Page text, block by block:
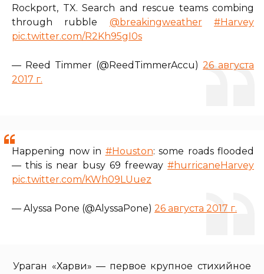
Rockport, TX. Search and rescue teams combing
through rubble @breakingweather
#Harvey
pic.twitter.com/R2Kh95gI0s
— Reed Timmer (@ReedTimmerAccu)26 августа
2017 г.
Happening now in #Houston: some roads flooded
— this is near busy 69 freeway#hurricaneHarvey
pic.twitter.com/KWh09LUuez
— Alyssa Pone (@AlyssaPone)26 августа 2017 г.
Ураган «Харви» — первое крупное стихийное